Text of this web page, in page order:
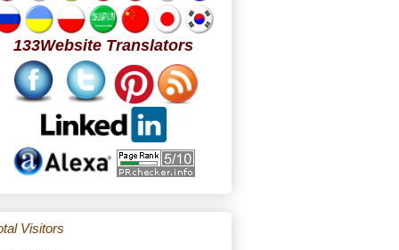
133Website Translators
Visitors